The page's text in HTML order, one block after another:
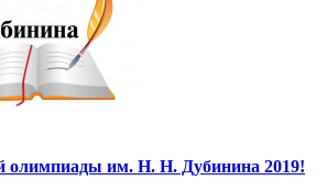
олимпиады им. Н. Н. Дубинина 2019!